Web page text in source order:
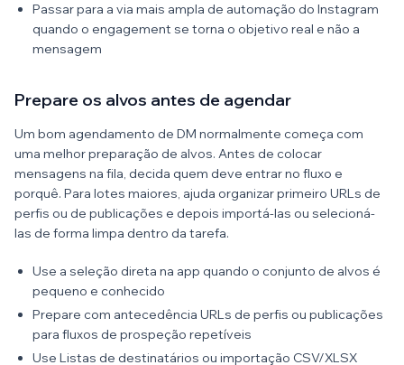
Passar para a via mais ampla de automação do Instagram
quando o engagement se torna o objetivo real e não a
mensagem
Prepare os alvos antes de agendar
Um bom agendamento de DM normalmente começa com
uma melhor preparação de alvos. Antes de colocar
mensagens na fila, decida quem deve entrar no fluxo e
porquê. Para lotes maiores, ajuda organizar primeiro URLs de
perfis ou de publicações e depois importá-las ou selecioná-
las de forma limpa dentro da tarefa.
Use a seleção direta na app quando o conjunto de alvos é
pequeno e conhecido
Prepare com antecedência URLs de perfis ou publicações
para fluxos de prospeção repetíveis
Use Listas de destinatários ou importação CSV/XLSX